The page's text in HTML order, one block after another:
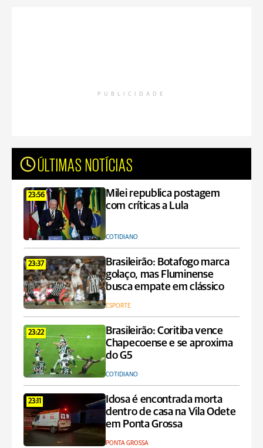
PUBLICIDADE
ÚLTIMAS NOTÍCIAS
23:56
Milei republica postagem
com críticas a Lula
COTIDIANO
23:37
Brasileirão: Botafogo marca
golaço, mas Fluminense
busca empate em clássico
ESPORTE
23:22
Brasileirão: Coritiba vence
Chapecoense e se aproxima
do G5
COTIDIANO
23:11
Idosa é encontrada morta
dentro de casa na Vila Odete
em Ponta Grossa
PONTA GROSSA